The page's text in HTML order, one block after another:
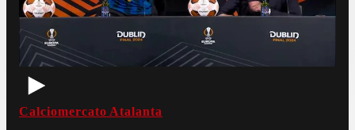
Calciomercato Atalanta